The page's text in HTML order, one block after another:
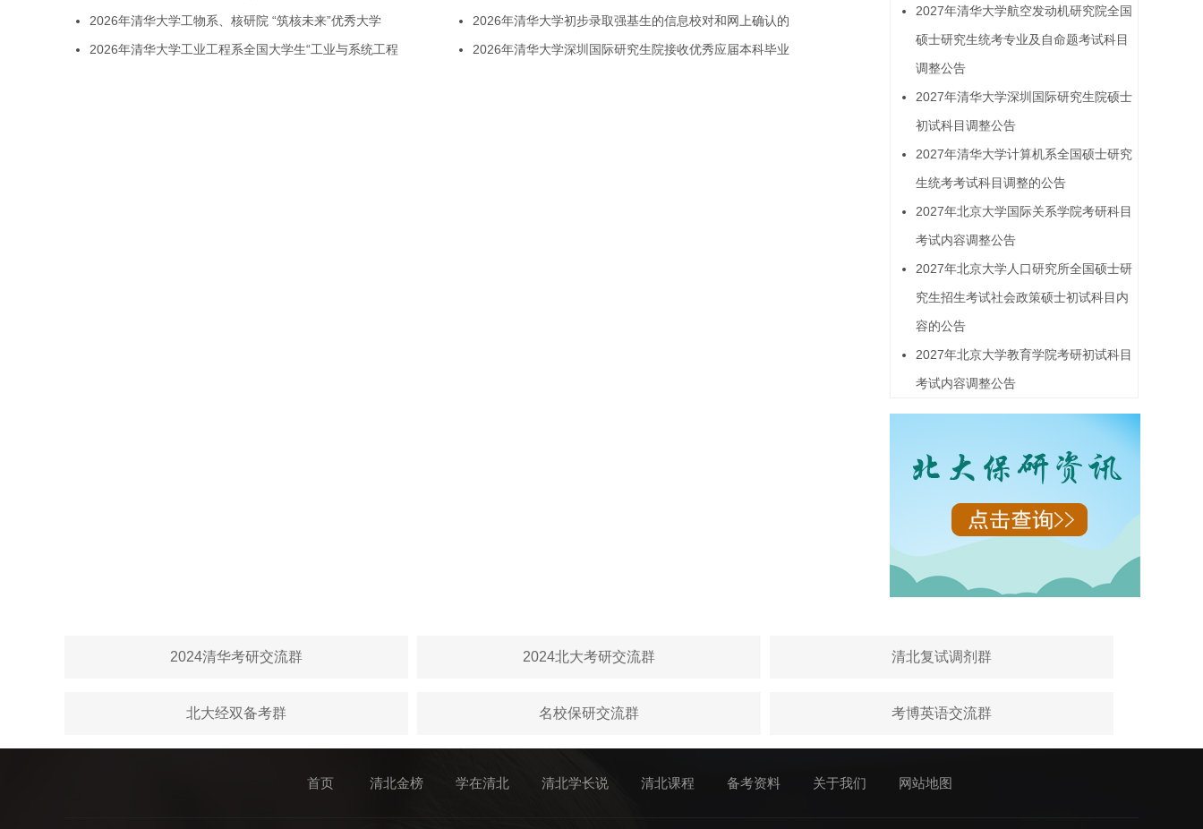
2026年清华大学工物系、核研院 “筑核未来”优秀大学
2026年清华大学工业工程系全国大学生“工业与系统工程
2026年清华大学初步录取强基生的信息校对和网上确认的
2026年清华大学深圳国际研究生院接收优秀应届本科毕业
2027年清华大学航空发动机研究院全国
硕士研究生统考专业及自命题考试科目
调整公告
2027年清华大学深圳国际研究生院硕士
初试科目调整公告
2027年清华大学计算机系全国硕士研究
生统考考试科目调整的公告
2027年北京大学国际关系学院考研科目
考试内容调整公告
2027年北京大学人口研究所全国硕士研
究生招生考试社会政策硕士初试科目内
容的公告
2027年北京大学教育学院考研初试科目
考试内容调整公告
2024清华考研交流群 2024北大考研交流群 清北复试调剂群
北大经双备考群 名校保研交流群 考博英语交流群
首页 清北金榜 学在清北 清北学长说 清北课程 备考资料 关于我们 网站地图